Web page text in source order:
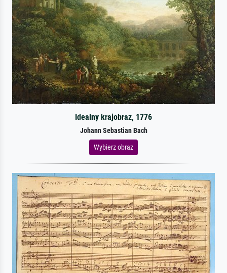
Idealny krajobraz, 1776
Johann Sebastian Bach
Wybierz obraz